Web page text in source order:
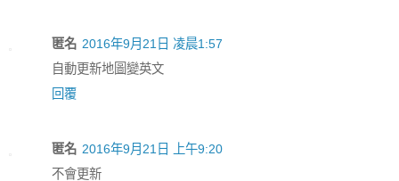
匿名 2016年9月21日 凌晨1:57
自動更新地圖變英文
回覆
匿名 2016年9月21日 上午9:20
不會更新